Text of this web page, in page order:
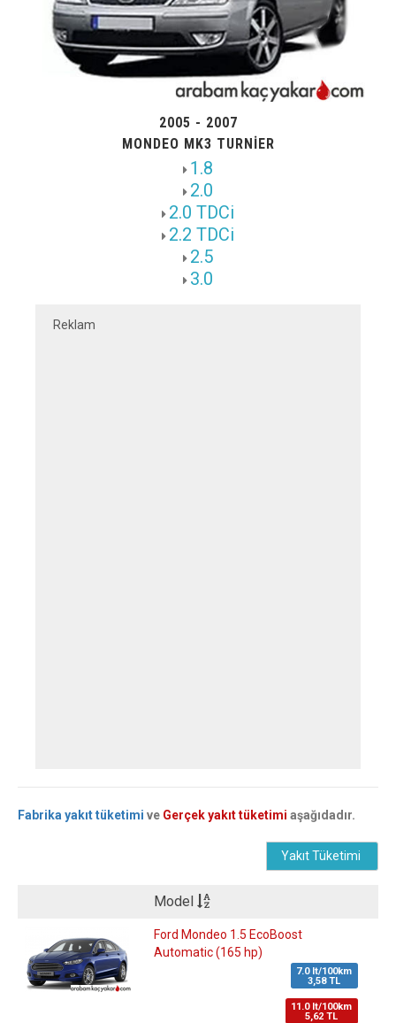
2005 - 2007
MONDEO MK3 TURNIER
1.8
2.0
2.0 TDCi
2.2 TDCi
2.5
3.0
Reklam
Fabrika yakıt tüketimi ve Gerçek yakıt tüketimi aşağıdadır.
Yakıt Tüketimi
Model
Ford Mondeo 1.5 EcoBoost
Automatic (165 hp)
7.0 lt/100km
3,58 TL
11.0 lt/100km
5,62 TL